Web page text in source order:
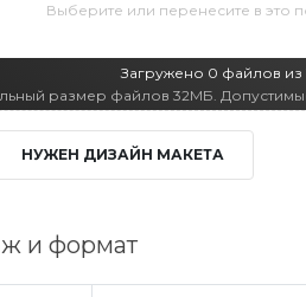
Выберите или перенесите в это
Загружено 0 файлов из
размер файлов 32МБ.
НУЖЕН ДИЗАЙН МАКЕТА
и формат